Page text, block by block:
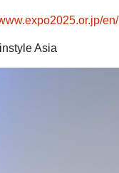
en/
Asia